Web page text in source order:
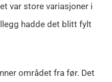
var store variasjoner i
hadde det blitt fylt
området fra før. Det